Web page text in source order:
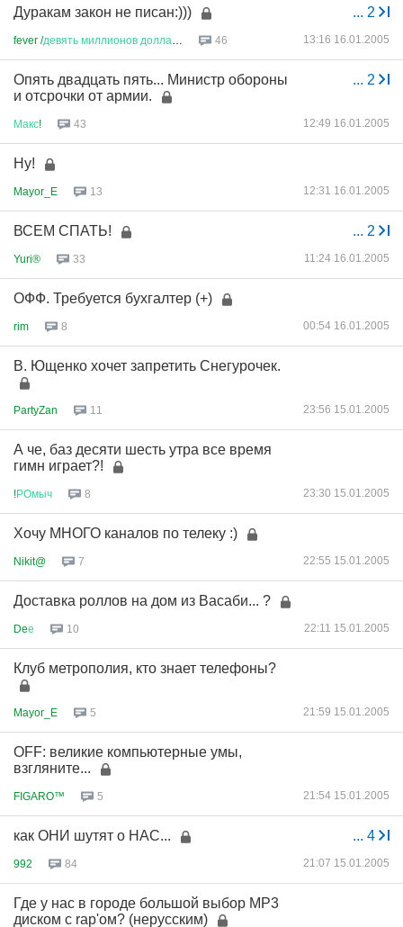
... 2
Дуракам закон не писан:)))
fever /девять миллионов доллар 46 13:16 16.01.2005
... 2
Опять двадцать пять... Министр обороны
и отсрочки от армии.
Макс! 43 12:49 16.01.2005
Ну!
Mayor_E 13 12:31 16.01.2005
... 2
ВСЕМ СПАТЬ!
Yuri® 33 11:24 16.01.2005
ОФФ. Требуется бухгалтер (+)
rim 8 00:54 16.01.2005
В. Ющенко хочет запретить Снегурочек.
PartyZan 11 23:56 15.01.2005
А че, баз десяти шесть утра все время
гимн играет?!
!РОмыч 8 23:30 15.01.2005
Хочу МНОГО каналов по телеку :)
Nikit@ 7 22:55 15.01.2005
Доставка роллов на дом из Васаби... ?
Deе 10 22:11 15.01.2005
Клуб метрополия, кто знает телефоны?
Mayor_E 5 21:59 15.01.2005
OFF: великие компьютерные умы,
взгляните...
FIGARO™ 5 21:54 15.01.2005
... 4
как ОНИ шутят о НАС...
992 84 21:07 15.01.2005
Где у нас в городе большой выбор MP3
диском с rap'ом? (нерусским)